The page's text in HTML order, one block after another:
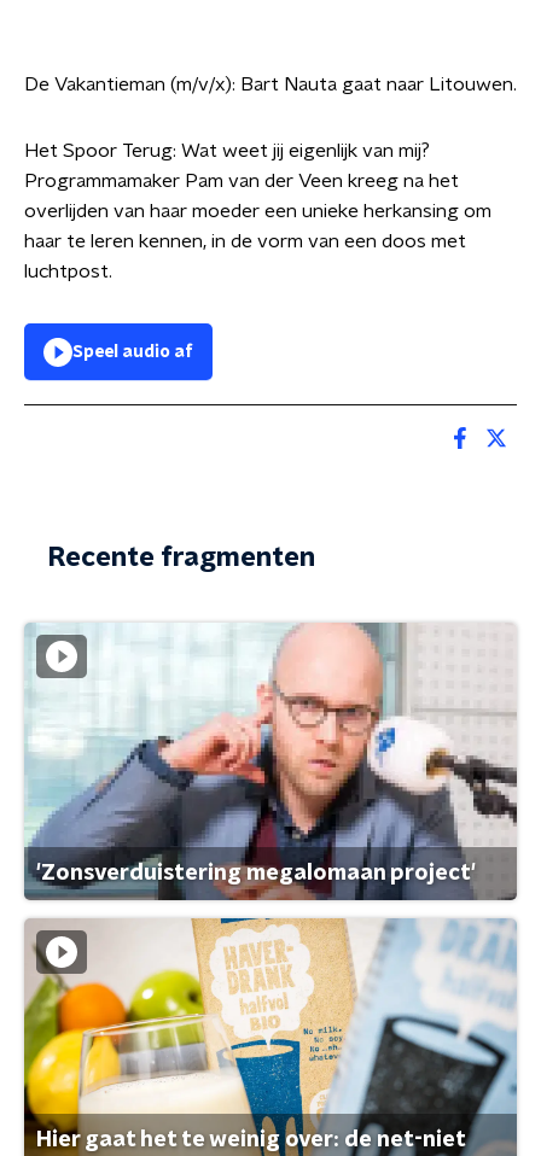
De Vakantieman (m/v/x): Bart Nauta gaat naar Litouwen.
Het Spoor Terug: Wat weet jij eigenlijk van mij?
Programmamaker Pam van der Veen kreeg na het
overlijden van haar moeder een unieke herkansing om
haar te leren kennen, in de vorm van een doos met
luchtpost.
Speel audio af
Recente fragmenten
'Zonsverduistering megalomaan project'
Hier gaat het te weinig over: de net-niet